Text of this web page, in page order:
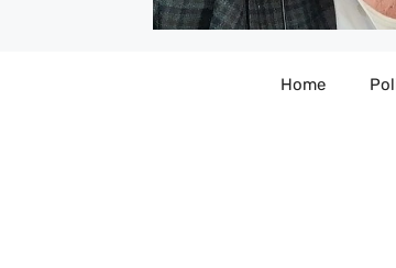
Home